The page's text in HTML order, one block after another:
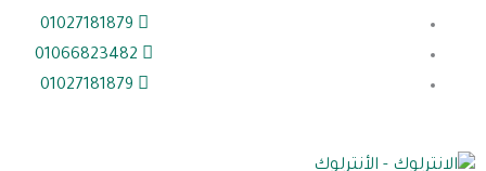
01027181879
01066823482
01027181879